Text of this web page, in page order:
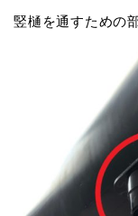
竪樋を通すための